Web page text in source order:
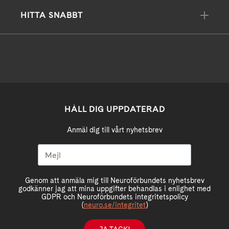
HITTA SNABBT
HÅLL DIG UPPDATERAD
Anmäl dig till vårt nyhetsbrev
Genom att anmäla mig till Neuroförbundets nyhetsbrev
godkänner jag att mina uppgifter behandlas i enlighet med
GDPR och Neuroförbundets integritetspolicy
(neuro.se/integritet)